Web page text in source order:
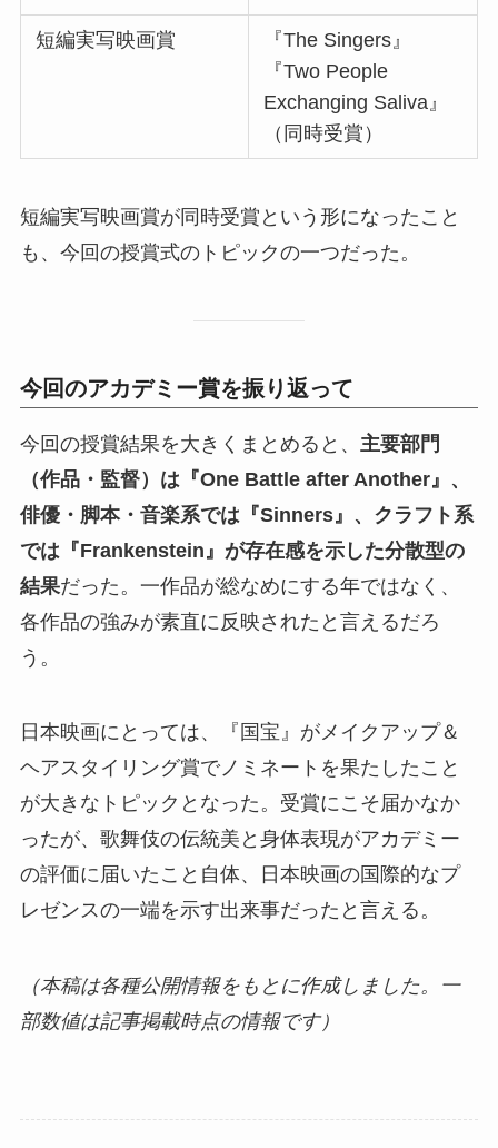
短編実写映画賞
『The Singers』
『Two People
Exchanging Saliva』
（同時受賞）
短編実写映画賞が同時受賞という形になったこと
も、今回の授賞式のトピックの一つだった。
今回のアカデミー賞を振り返って
今回の授賞結果を大きくまとめると、 主要部門
（作品・監督）は『One Battle after Another』、
俳優・脚本・音楽系では『Sinners』、クラフト系
では『Frankenstein』が存在感を示した分散型の
結果だった。一作品が総なめにする年ではなく、
各作品の強みが素直に反映されたと言えるだろ
う。
日本映画にとっては、『国宝』がメイクアップ＆
ヘアスタイリング賞でノミネートを果たしたこと
が大きなトピックとなった。受賞にこそ届かなか
ったが、歌舞伎の伝統美と身体表現がアカデミー
の評価に届いたこと自体、日本映画の国際的なプ
レゼンスの一端を示す出来事だったと言える。
（本稿は各種公開情報をもとに作成しました。一
部数値は記事掲載時点の情報です）